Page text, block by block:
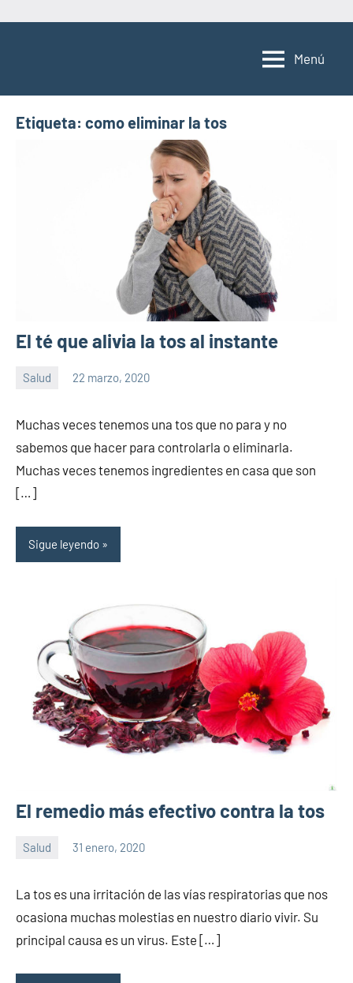
Menú
Etiqueta: como eliminar la tos
El té que alivia la tos al instante
Salud 22 marzo, 2020
la
salud
comentarios
Muchas veces tenemos una tos que no para y no
sabemos que hacer para controlarla o eliminarla.
Muchas veces tenemos ingredientes en casa que son
[…]
Sigue leyendo
El remedio más efectivo contra la tos
Salud 31 enero, 2020
la
salud
comentarios
La tos es una irritación de las vías respiratorias que nos
ocasiona muchas molestias en nuestro diario vivir. Su
principal causa es un virus. Este […]